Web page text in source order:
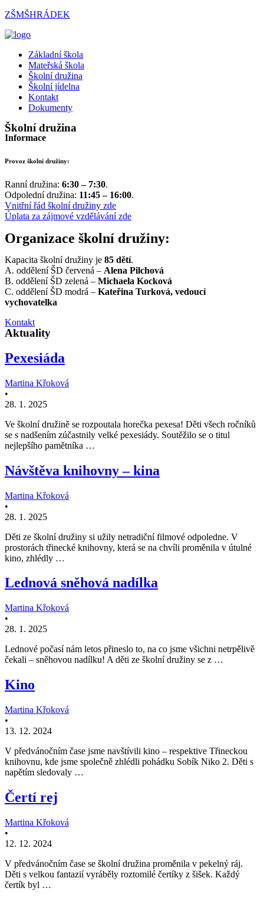
Přejít
obsahu
ZŠMŠHRÁDEK
Menu
Základní škola
Mateřská škola
Školní družina
Školní jídelna
Kontakt
Dokumenty
Školní družina
Informace
Provoz školní družiny:
Ranní družina: 6:30 – 7:30.
Odpolední družina: 11:45 – 16:00.
Vnitřní řád školní družiny zde
Úplata za zájmové vzdělávání zde
Organizace školní družiny:
Kapacita školní družiny je 85 dětí.
A. oddělení ŠD červená – Alena Pilchová
B. oddělení ŠD zelená – Michaela Kocková
C. oddělení ŠD modrá – Kateřina Turková, vedoucí
vychovatelka
Kontakt
Aktuality
Pexesiáda
Martina Křoková
•
28. 1. 2025
Ve školní družině se rozpoutala horečka pexesa! Děti všech ročníků
se s nadšením zúčastnily velké pexesiády. Soutěžilo se o titul
nejlepšího pamětníka …
Návštěva knihovny – kina
Martina Křoková
•
28. 1. 2025
Děti ze školní družiny si užily netradiční filmové odpoledne. V
prostorách třinecké knihovny, která se na chvíli proměnila v útulné
kino, zhlédly …
Lednová sněhová nadílka
Martina Křoková
•
28. 1. 2025
Lednové počasí nám letos přineslo to, na co jsme všichni netrpělivě
čekali – sněhovou nadílku! A děti ze školní družiny se z …
Kino
Martina Křoková
•
13. 12. 2024
V předvánočním čase jsme navštívili kino – respektive Třineckou
knihovnu, kde jsme společně zhlédli pohádku Sobík Niko 2. Děti s
napětím sledovaly …
Čertí rej
Martina Křoková
•
12. 12. 2024
V předvánočním čase se školní družina proměnila v pekelný ráj.
Děti s velkou fantazií vyráběly roztomilé čertíky z šišek. Každý
čertík byl …